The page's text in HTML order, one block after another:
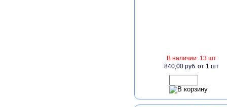
В наличии: 13 шт
840,00 руб.от 1 шт